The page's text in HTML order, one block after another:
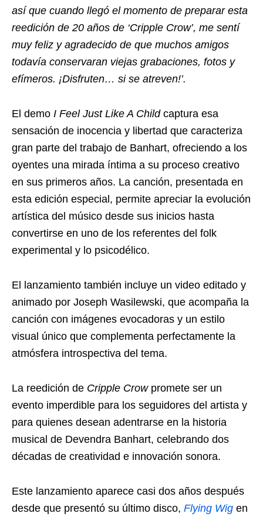
así que cuando llegó el momento de preparar esta
reedición de 20 años de ‘Cripple Crow’, me sentí
muy feliz y agradecido de que muchos amigos
todavía conservaran viejas grabaciones, fotos y
efímeros. ¡Disfruten… si se atreven!’.
El demo I Feel Just Like A Childcaptura esa
sensación de inocencia y libertad que caracteriza
gran parte del trabajo de Banhart, ofreciendo a los
oyentes una mirada íntima a su proceso creativo
en sus primeros años. La canción, presentada en
esta edición especial, permite apreciar la evolución
artística del músico desde sus inicios hasta
convertirse en uno de los referentes del folk
experimental y lo psicodélico.
El lanzamiento también incluye un video editado y
animado por Joseph Wasilewski, que acompaña la
canción con imágenes evocadoras y un estilo
visual único que complementa perfectamente la
atmósfera introspectiva del tema.
La reedición de Cripple Crowpromete ser un
evento imperdible para los seguidores del artista y
para quienes desean adentrarse en la historia
musical de Devendra Banhart, celebrando dos
décadas de creatividad e innovación sonora.
Este lanzamiento aparece casi dos años después
desde que presentó su último disco, Flying Wig en